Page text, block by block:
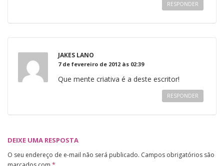
RESPONDER
JAKES LANO
7 de fevereiro de 2012 às 02:39
Que mente criativa é a deste escritor!
RESPONDER
DEIXE UMA RESPOSTA
O seu endereço de e-mail não será publicado. Campos obrigatórios são